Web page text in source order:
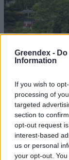
Greendex -
Information
If you wish to
processing of
targeted
section to
opt-out request
interest-based
us or personal
your opt-out.
Szöllősi Gáborral,